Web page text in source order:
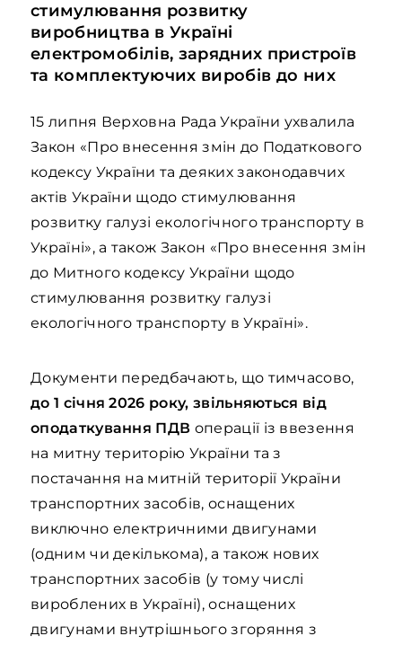
стимулювання розвитку
виробництва в Україні
електромобілів, зарядних пристроїв
та комплектуючих виробів до них
15 липня Верховна Рада України ухвалила
Закон «Про внесення змін до Податкового
кодексу України та деяких законодавчих
актів України щодо стимулювання
розвитку галузі екологічного транспорту в
Україні», а також Закон «Про внесення змін
до Митного кодексу України щодо
стимулювання розвитку галузі
екологічного транспорту в Україні».
Документи передбачають, що тимчасово,
до 1 січня 2026 року, звільняються від
оподаткування ПДВ операції із ввезення
на митну територію України та з
постачання на митній території України
транспортних засобів, оснащених
виключно електричними двигунами
(одним чи декількома), а також нових
транспортних засобів (у тому числі
вироблених в Україні), оснащених
двигунами внутрішнього згоряння з